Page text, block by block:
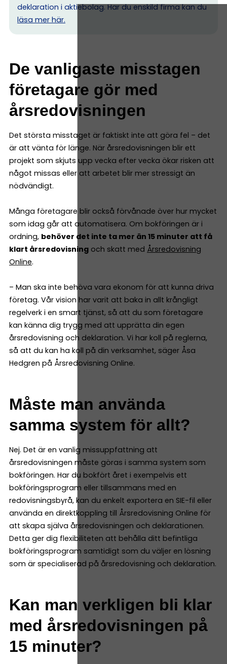
deklaration i aktiebolag. Har du enskild firma kan du
läsa mer här.
De vanligaste misstagen
företagare gör med
årsredovisningen
Det största misstaget är faktiskt inte att göra fel – det
är att vänta för länge. När årsredovisningen blir ett
projekt som skjuts upp vecka efter vecka ökar risken att
något missas eller att arbetet blir mer stressigt än
nödvändigt.
Många företagare blir också förvånade över hur mycket
som idag går att automatisera. Om bokföringen är i
ordning, behöver det inte ta mer än 15 minuter att få
klart årsredovisning och skatt med Årsredovisning
Online.
– Man ska inte behöva vara ekonom för att kunna driva
företag. Vår vision har varit att baka in allt krångligt
regelverk i en smart tjänst, så att du som företagare
kan känna dig trygg med att upprätta din egen
årsredovisning och deklaration. Vi har koll på reglerna,
så att du kan ha koll på din verksamhet, säger Åsa
Hedgren på Årsredovisning Online.
Måste man använda
samma system för allt?
Nej. Det är en vanlig missuppfattning att
årsredovisningen måste göras i samma system som
bokföringen. Har du bokfört året i exempelvis ett
bokföringsprogram eller tillsammans med en
redovisningsbyrå, kan du enkelt exportera en SIE-fil eller
använda en direktkoppling till Årsredovisning Online för
att skapa själva årsredovisningen och deklarationen.
Detta ger dig flexibiliteten att behålla ditt befintliga
bokföringsprogram samtidigt som du väljer en lösning
som är specialiserad på årsredovisning och deklaration.
Kan man verkligen bli klar
med årsredovisningen på
15 minuter?